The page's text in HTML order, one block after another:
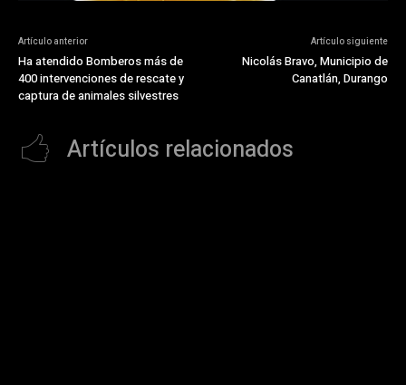
Artículo anterior
Ha atendido Bomberos más de
400 intervenciones de rescate y
captura de animales silvestres
Artículo siguiente
Nicolás Bravo, Municipio de
Canatlán, Durango
Artículos relacionados